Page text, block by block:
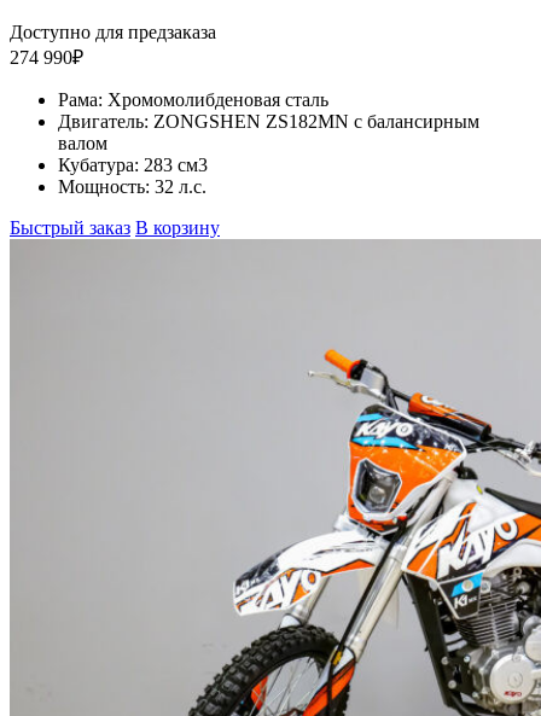
Доступно для предзаказа
274 990₽
Рама: Хромомолибденовая сталь
Двигатель: ZONGSHEN ZS182MN с балансирным
валом
Кубатура: 283 см3
Мощность: 32 л.с.
Быстрый заказ В корзину